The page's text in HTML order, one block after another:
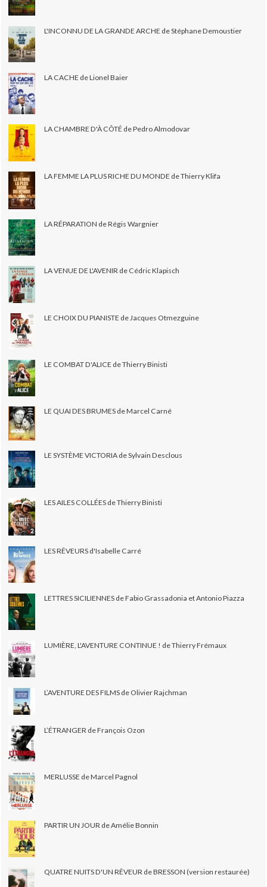
L'INCONNU DE LA GRANDE ARCHE de Stéphane Demoustier
LA CACHE de Lionel Baier
LA CHAMBRE D'À CÔTÉ de Pedro Almodovar
LA FEMME LA PLUS RICHE DU MONDE de Thierry Klifa
LA RÉPARATION de Régis Wargnier
LA VENUE DE L'AVENIR de Cédric Klapisch
LE CHOIX DU PIANISTE de Jacques Otmezguine
LE COMBAT D'ALICE de Thierry Binisti
LE QUAI DES BRUMES de Marcel Carné
LE SYSTÈME VICTORIA de Sylvain Desclous
LES AILES COLLÉES de Thierry Binisti
LES RÊVEURS d'Isabelle Carré
LETTRES SICILIENNES de Fabio Grassadonia et Antonio Piazza
LUMIÈRE, L'AVENTURE CONTINUE ! de Thierry Frémaux
L’AVENTURE DES FILMS de Olivier Rajchman
L’ÉTRANGER de François Ozon
MERLUSSE de Marcel Pagnol
PARTIR UN JOUR de Amélie Bonnin
QUATRE NUITS D'UN RÊVEUR de BRESSON (version restaurée)